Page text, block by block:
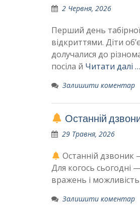
2 Червня, 2026
Перший день
відкриттями. Діти
долучалися до
посіла й Читати далі …
Залишити коментар
Останній
29 Травня, 2026
Останній дзвоник
Для когось сьогодні
вражень і
Залишити коментар